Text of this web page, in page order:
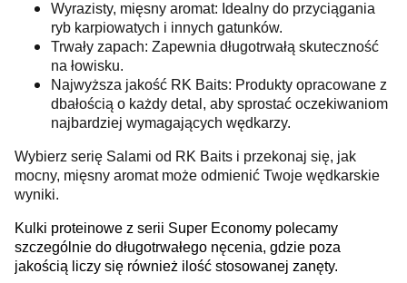
Wyrazisty, mięsny aromat: Idealny do przyciągania
ryb karpiowatych i innych gatunków.
Trwały zapach: Zapewnia długotrwałą skuteczność
na łowisku.
Najwyższa jakość RK Baits: Produkty opracowane z
dbałością o każdy detal, aby sprostać oczekiwaniom
najbardziej wymagających wędkarzy.
Wybierz serię Salami od RK Baits i przekonaj się, jak
mocny, mięsny aromat może odmienić Twoje wędkarskie
wyniki.
Kulki proteinowe z serii Super Economy polecamy
szczególnie do długotrwałego nęcenia, gdzie poza
jakością liczy się również ilość stosowanej zanęty.